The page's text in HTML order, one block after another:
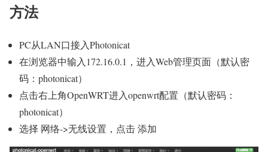
方法
PC从LAN口接入Photonicat
在浏览器中输入172.16.0.1，进入Web管理页面（默认密
码：photonicat）
点击右上角OpenWRT进入openwrt配置（默认密码：
photonicat）
选择 网络->无线设置，点击 添加